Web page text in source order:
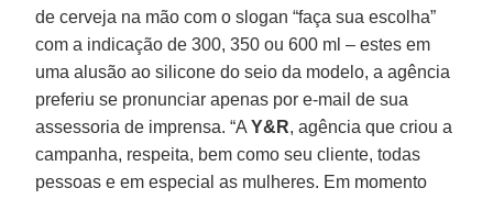
de cerveja na mão com o slogan “faça sua escolha”
com a indicação de 300, 350 ou 600 ml – estes em
uma alusão ao silicone do seio da modelo, a agência
preferiu se pronunciar apenas por e-mail de sua
assessoria de imprensa. “AY&R, agência que criou a
campanha, respeita, bem como seu cliente, todas
pessoas e em especial as mulheres. Em momento